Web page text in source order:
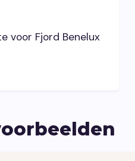
voor Fjord Benelux